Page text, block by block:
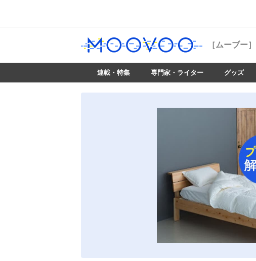
［ムーブー］
連載・特集 専門家・ライター グッズ